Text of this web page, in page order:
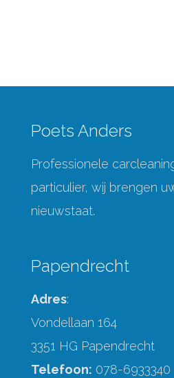
Poets Anders
Professionele
particulier, wij brengen
nieuwstaat.
Papendrecht
Adres:
Vondellaan 164
3351 HG Papendrecht
Telefoon: 078-6933340